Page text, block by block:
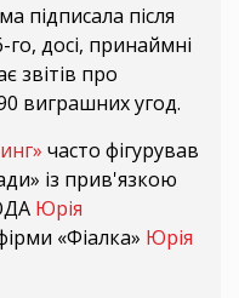
підписала після
досі, принаймні
звітів про
виграшних угод.
часто фігурував
із прив'язкою
Юрія
«Фіалка» Юрія